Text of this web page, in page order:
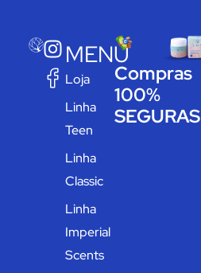
MENU
Loja
Linha
Teen
Linha
Classic
Linha
Imperial
Scents
Compras
100%
SEGURAS